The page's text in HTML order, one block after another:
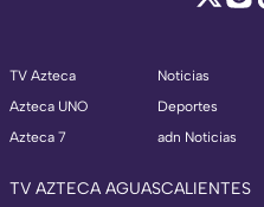
TV Azteca
Azteca UNO
Azteca 7
Noticias
Deportes
adn Noticias
TV AZTECA AGUASCALIENTES